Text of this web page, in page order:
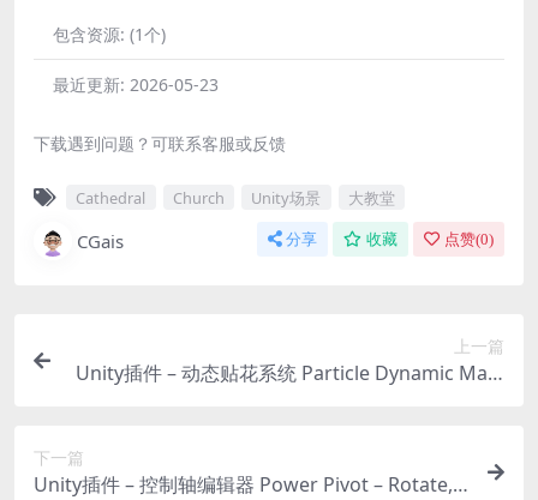
包含资源: (1个)
最近更新: 2026-05-23
下载遇到问题？可联系客服或反馈
Cathedral Church Unity场景 大教堂
CGais 分享 收藏 点赞(0)
上一篇
Unity插件 – 动态贴花系统 Particle Dynamic Magi
下一篇
Unity插件 – 控制轴编辑器 Power Pivot – Rotate, S